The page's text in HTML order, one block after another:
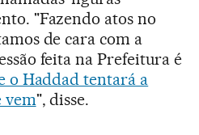
"Fazendo atos no
de cara com a
feita na Prefeitura é
o Haddad tentará a
vem", disse.